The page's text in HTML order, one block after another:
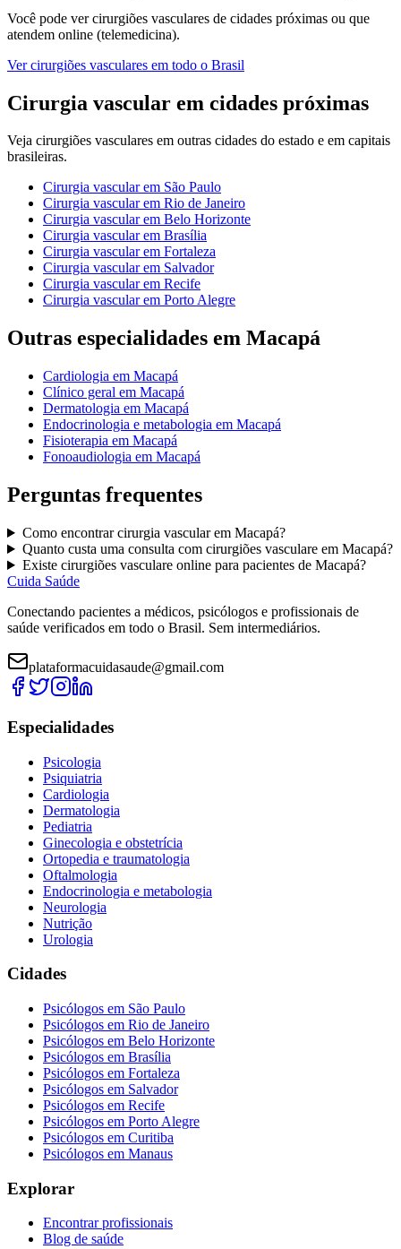
Você pode vercirurgiões vasculares de cidades próximas ou que
atendem online (telemedicina).
Vercirurgiões vasculares em todo o Brasil
Cirurgia vascular em cidades próximas
Veja cirurgiões vasculares em outras cidades do estado e em capitais
brasileiras.
Cirurgia vascularem São Paulo
Cirurgia vascularem Rio de Janeiro
Cirurgia vascularem Belo Horizonte
Cirurgia vascularem Brasília
Cirurgia vascularem Fortaleza
Cirurgia vascularem Salvador
Cirurgia vascularem Recife
Cirurgia vascularem Porto Alegre
Outras especialidades em Macapá
Cardiologia em Macapá
Clínico geral em Macapá
Dermatologia em Macapá
Endocrinologia e metabologia em Macapá
Fisioterapia em Macapá
Fonoaudiologia em Macapá
Perguntas frequentes
Como encontrarcirurgia vascularem Macapá?
Quanto custa uma consulta com cirurgiões vasculareem Macapá?
Existe cirurgiões vasculareonline para pacientes de Macapá?
Cuida Saúde
Conectando pacientes a médicos, psicólogos e profissionais de
saúde verificados em todo o Brasil. Sem intermediários.
plataformacuidasaude@gmail.com
Especialidades
Psicologia
Psiquiatria
Cardiologia
Dermatologia
Pediatria
Ginecologia e obstetrícia
Ortopedia e traumatologia
Oftalmologia
Endocrinologia e metabologia
Neurologia
Nutrição
Urologia
Cidades
Psicólogos em São Paulo
Psicólogos em Rio de Janeiro
Psicólogos em Belo Horizonte
Psicólogos em Brasília
Psicólogos em Fortaleza
Psicólogos em Salvador
Psicólogos em Recife
Psicólogos em Porto Alegre
Psicólogos em Curitiba
Psicólogos em Manaus
Explorar
Encontrar profissionais
Blog de saúde